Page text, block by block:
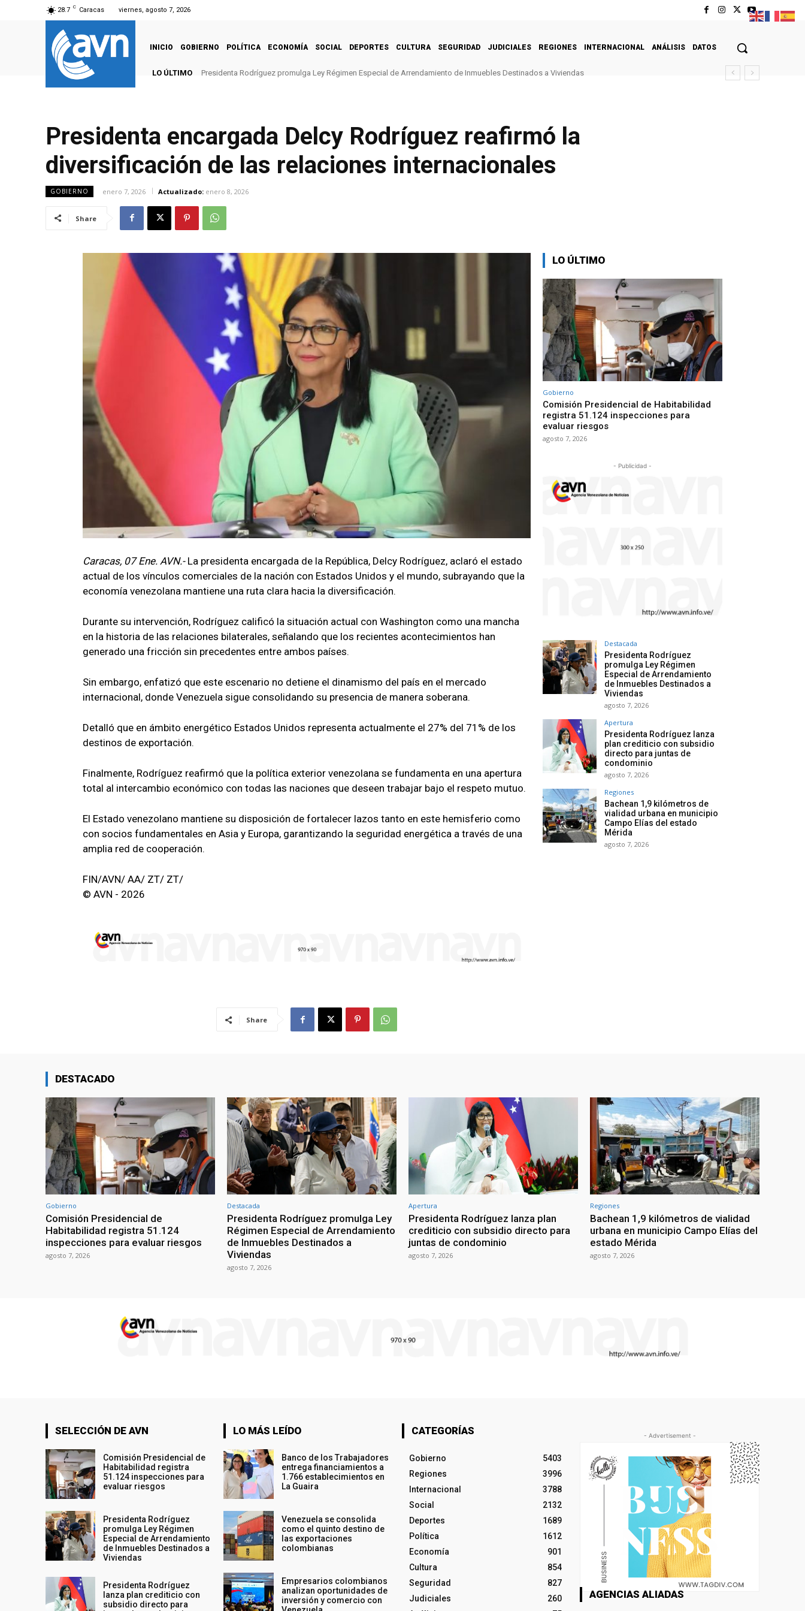
28.7 C Caracas viernes, agosto 7, 2026
INICIO GOBIERNO POLÍTICA ECONOMÍA SOCIAL DEPORTES CULTURA SEGURIDAD JUDICIALES REGIONES INTERNACIONAL ANÁLISIS DATOS
LO ÚLTIMO Presidenta Rodríguez promulga Ley Régimen Especial de Arrendamiento de Inmuebles Destinados a Viviendas
Presidenta encargada Delcy Rodríguez reafirmó la
diversificación de las relaciones internacionales
GOBIERNO enero 7, 2026 Actualizado: enero 8, 2026
Share
Caracas, 07 Ene. AVN.- La presidenta encargada de la República, Delcy Rodríguez, aclaró el estado
actual de los vínculos comerciales de la nación con Estados Unidos y el mundo, subrayando que la
economía venezolana mantiene una ruta clara hacia la diversificación.
Durante su intervención, Rodríguez calificó la situación actual con Washington como una mancha
en la historia de las relaciones bilaterales, señalando que los recientes acontecimientos han
generado una fricción sin precedentes entre ambos países.
Sin embargo, enfatizó que este escenario no detiene el dinamismo del país en el mercado
internacional, donde Venezuela sigue consolidando su presencia de manera soberana.
Detalló que en ámbito energético Estados Unidos representa actualmente el 27% del 71% de los
destinos de exportación.
Finalmente, Rodríguez reafirmó que la política exterior venezolana se fundamenta en una apertura
total al intercambio económico con todas las naciones que deseen trabajar bajo el respeto mutuo.
El Estado venezolano mantiene su disposición de fortalecer lazos tanto en este hemisferio como
con socios fundamentales en Asia y Europa, garantizando la seguridad energética a través de una
amplia red de cooperación.
FIN/AVN/ AA/ ZT/ ZT/
© AVN - 2026
Share
LO ÚLTIMO
Gobierno
Comisión Presidencial de Habitabilidad
registra 51.124 inspecciones para
evaluar riesgos
agosto 7, 2026
- Publicidad -
Destacada
Presidenta Rodríguez
promulga Ley Régimen
Especial de Arrendamiento
de Inmuebles Destinados a
Viviendas
agosto 7, 2026
Apertura
Presidenta Rodríguez lanza
plan crediticio con subsidio
directo para juntas de
condominio
agosto 7, 2026
Regiones
Bachean 1,9 kilómetros de
vialidad urbana en municipio
Campo Elías del estado
Mérida
agosto 7, 2026
DESTACADO
Gobierno
Comisión Presidencial de
Habitabilidad registra 51.124
inspecciones para evaluar riesgos
agosto 7, 2026
Destacada
Presidenta Rodríguez promulga Ley
Régimen Especial de Arrendamiento
de Inmuebles Destinados a
Viviendas
agosto 7, 2026
Apertura
Presidenta Rodríguez lanza plan
crediticio con subsidio directo para
juntas de condominio
agosto 7, 2026
Regiones
Bachean 1,9 kilómetros de vialidad
urbana en municipio Campo Elías del
estado Mérida
agosto 7, 2026
SELECCIÓN DE AVN
Comisión Presidencial de
Habitabilidad registra
51.124 inspecciones para
evaluar riesgos
Presidenta Rodríguez
promulga Ley Régimen
Especial de Arrendamiento
de Inmuebles Destinados a
Viviendas
Presidenta Rodríguez
lanza plan crediticio con
subsidio directo para
LO MÁS LEÍDO
Banco de los Trabajadores
entrega financiamientos a
1.766 establecimientos en
La Guaira
Venezuela se consolida
como el quinto destino de
las exportaciones
colombianas
Empresarios colombianos
analizan oportunidades de
inversión y comercio con
CATEGORÍAS
Gobierno
5403
Regiones
3996
Internacional
3788
Social
2132
Deportes
1689
Política
1612
Economía
901
Cultura
854
Seguridad
827
Judiciales
260
- Advertisement -
AGENCIAS ALIADAS